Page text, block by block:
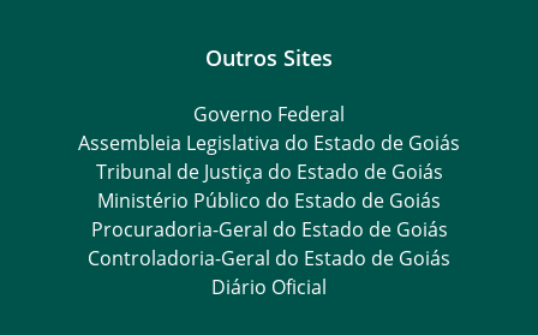
Outros Sites
Governo Federal
Assembleia Legislativa do Estado de Goiás
Tribunal de Justiça do Estado de Goiás
Ministério Público do Estado de Goiás
Procuradoria-Geral do Estado de Goiás
Controladoria-Geral do Estado de Goiás
Diário Oficial